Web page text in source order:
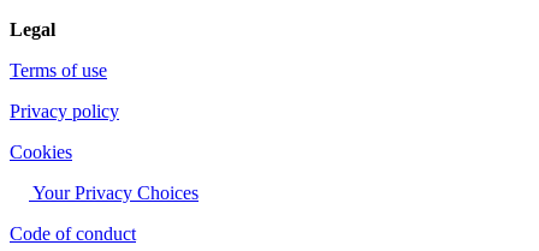
Legal
Terms of use
Privacy policy
Cookies
Your Privacy Choices
Code of conduct